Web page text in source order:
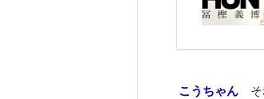
こうちゃん そ